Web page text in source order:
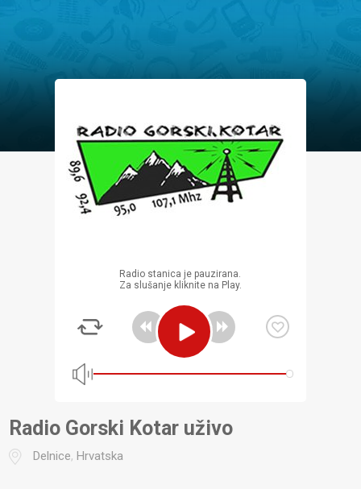
Radio stanica je pauzirana.
Za slušanje kliknite na Play.
Radio Gorski Kotar uživo
Delnice,Hrvatska